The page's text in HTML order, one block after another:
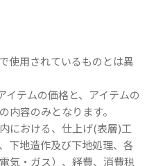
使用されているものとは異
テムの価格と、アイテムの
内容のみとなります。
における、仕上げ(表層)工
下地造作及び下地処理、各
気・ガス）、経費、消費税